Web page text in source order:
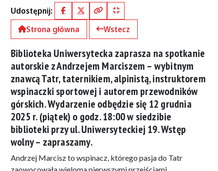
Udostępnij:
FacebookX (Twitter)
Kopiuj pełny link
Kopiuj krótki link
Strona główna
Wstecz
Biblioteka Uniwersytecka zaprasza na spotkanie
autorskie z Andrzejem Marciszem – wybitnym
znawcą Tatr, taternikiem, alpinistą, instruktorem
wspinaczki sportowej i autorem przewodników
górskich. Wydarzenie odbędzie się 12 grudnia
2025 r. (piątek) o godz. 18:00 w siedzibie
biblioteki przy ul. Uniwersyteckiej 19. Wstęp
wolny – zapraszamy.
Andrzej Marcisz to wspinacz, którego pasja do Tatr
zaowocowała wieloma pierwszymi przejściami